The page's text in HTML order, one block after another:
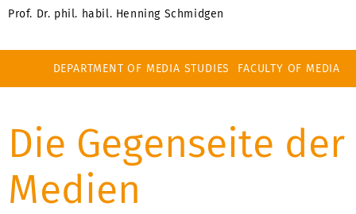
Prof. Dr. phil. habil. Henning Schmidgen
DEPARTMENT OF MEDIA STUDIES FACULTY OF MEDIA
Die Gegenseite der
Medien